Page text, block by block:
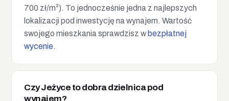
700 zł/m²). To jednocześnie jedna z najlepszych
lokalizacji pod inwestycję na wynajem. Wartość
swojego mieszkania sprawdzisz w bezpłatnej
wycenie.
Czy Jeżyce to dobra dzielnica pod
wynajem?